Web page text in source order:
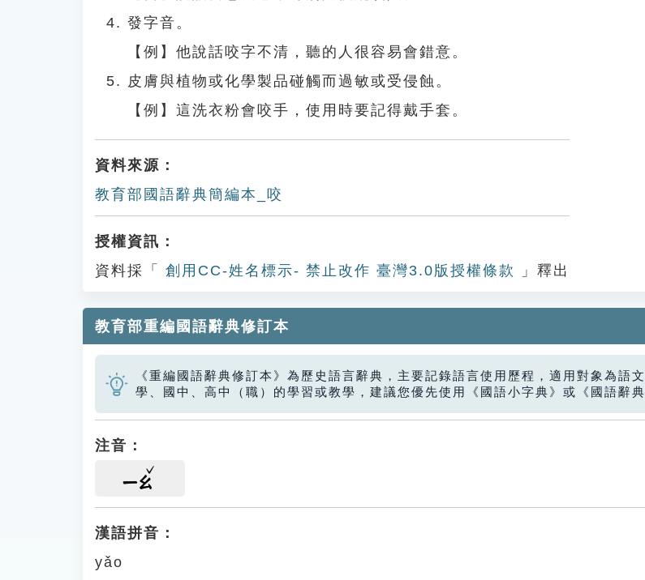
發字音。
【例】他說話咬字不清，聽的人很容易會錯意。
皮膚與植物或化學製品碰觸而過敏或受侵蝕。
【例】這洗衣粉會咬手，使用時要記得戴手套。
資料來源：
教育部國語辭典簡編本_咬
授權資訊：
資料採「
創用CC-姓名標示- 禁止改作 臺灣3.0版授權條款 」釋出
教育部重編國語辭典修訂本
《重編國語辭典修訂本》為歷史語言辭典，主要記錄語言使用歷程，適用對象為語
學、國中、高中（職）的學習或教學，建議您優先使用《國語小字典》或《國語辭典
注音：
ㄧㄠ
漢語拼音：
yǎo